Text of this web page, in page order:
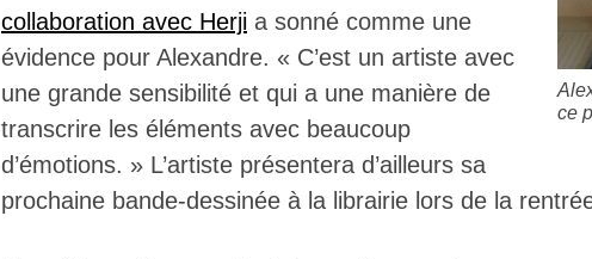
ce
collaboration avec Herji a sonné comme une
évidence pour Alexandre. « C’est un artiste avec
une grande sensibilité et qui a une manière de
transcrire les éléments avec beaucoup
d’émotions. » L’artiste présentera d’ailleurs sa
prochaine bande-dessinée à la librairie lors de la